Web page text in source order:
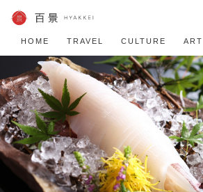
HOME TRAVEL CULTURE ART